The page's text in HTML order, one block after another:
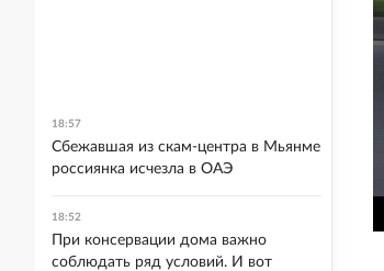
18:57
Сбежавшая из скам-центра в Мьянме
россиянка исчезла в ОАЭ
18:52
При консервации дома важно
соблюдать ряд условий. И вот